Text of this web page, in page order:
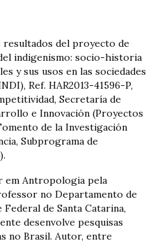
del proyecto de
indigenismo: socio-historia
y sus usos en las sociedades
Ref. HAR2013-41596-P,
Secretaría de
e Innovación (Proyectos
de la Investigación
Subprograma de
em Antropologia pela
no Departamento de
de Santa Catarina,
desenvolve pesquisas
no Brasil. Autor, entre